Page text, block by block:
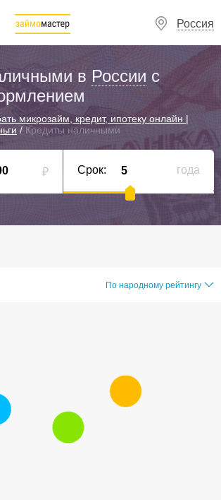
Россия
в России с
микрозайм, кредит, ипотеку онлайн |
/ Кредиты наличными
₽ Срок: года